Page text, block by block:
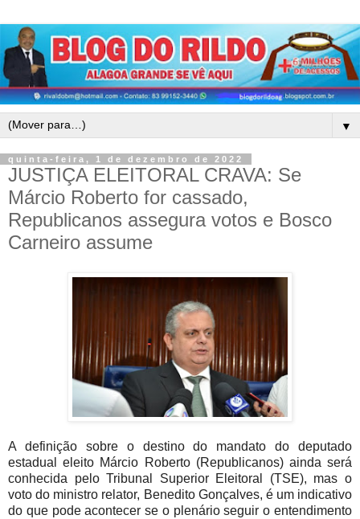
▼
quinta-feira, 1 de dezembro de 2022
JUSTIÇA ELEITORAL CRAVA: Se
Márcio Roberto for cassado,
Republicanos assegura votos e Bosco
Carneiro assume
A definição sobre o destino do mandato do deputado
estadual eleito Márcio Roberto (Republicanos) ainda será
conhecida pelo Tribunal Superior Eleitoral (TSE), mas o
voto do ministro relator, Benedito Gonçalves, é um indicativo
do que pode acontecer se o plenário seguir o entendimento